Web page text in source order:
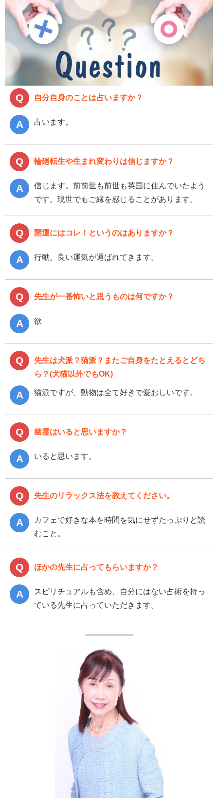
自分自身のことは占いますか？
占います。
輪廻転生や生まれ変わりは信じますか？
信じます。前前世も前世も英国に住んでいたよう
です。現世でもご縁を感じることがあります。
開運にはコレ！というのはありますか？
行動。良い運気が運ばれてきます。
先生が一番怖いと思うものは何ですか？
欲
先生は犬派？猫派？またご自身をたとえるとどち
ら？(犬猫以外でもOK)
猫派ですが、動物は全て好きで愛おしいです。
幽霊はいると思いますか？
いると思います。
先生のリラックス法を教えてください。
カフェで好きな本を時間を気にせずたっぷりと読
むこと。
ほかの先生に占ってもらいますか？
スピリチュアルも含め、自分にはない占術を持っ
ている先生に占っていただきます。